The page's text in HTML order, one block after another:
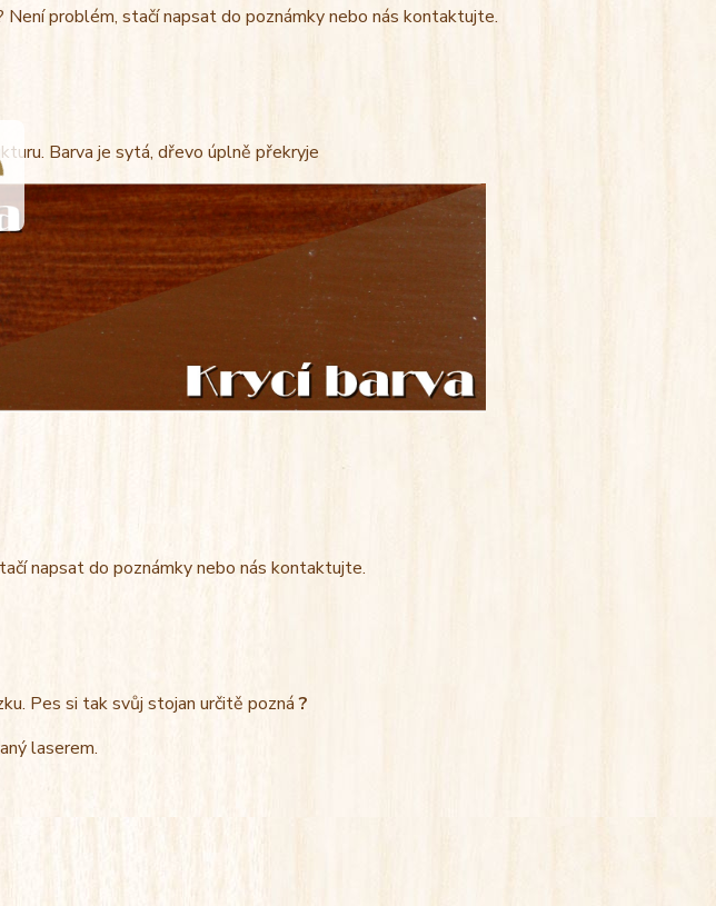
Není problém, stačí napsat do poznámky nebo nás kontaktujte.
Barva je sytá, dřevo úplně překryje
napsat do poznámky nebo nás kontaktujte.
Pes si tak svůj stojan určitě pozná?
laserem.